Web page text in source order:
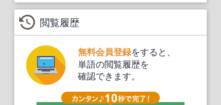
閲覧履歴
無料会員登録をすると、
単語の閲覧履歴を
確認できます。